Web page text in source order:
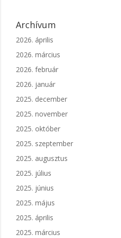
Archívum
2026. április
2026. március
2026. február
2026. január
2025. december
2025. november
2025. október
2025. szeptember
2025. augusztus
2025. július
2025. június
2025. május
2025. április
2025. március